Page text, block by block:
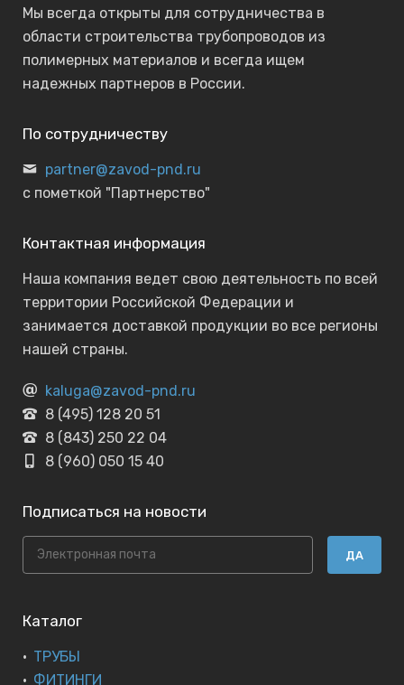
Мы всегда открыты для сотрудничества в
области строительства трубопроводов из
полимерных материалов и всегда ищем
надежных партнеров в России.
По сотрудничеству
partner@zavod-pnd.ru
с пометкой "Партнерство"
Контактная информация
Наша компания ведет свою деятельность по всей
территории Российской Федерации и
занимается доставкой продукции во все регионы
нашей страны.
kaluga@zavod-pnd.ru
8 (495) 128 20 51
8 (843) 250 22 04
8 (960) 050 15 40
Подписаться на новости
ДА
Каталог
ТРУБЫ
ФИТИНГИ